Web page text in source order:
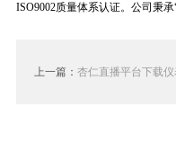
ISO9002质量体系认证。公司秉
上一篇： 杏仁直播平台下载